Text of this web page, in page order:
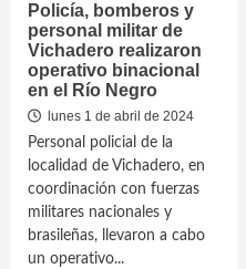
Policía, bomberos y
personal militar de
Vichadero realizaron
operativo binacional
en el Río Negro
lunes 1 de abril de 2024
Personal policial de la
localidad de Vichadero, en
coordinación con fuerzas
militares nacionales y
brasileñas, llevaron a cabo
un operativo...